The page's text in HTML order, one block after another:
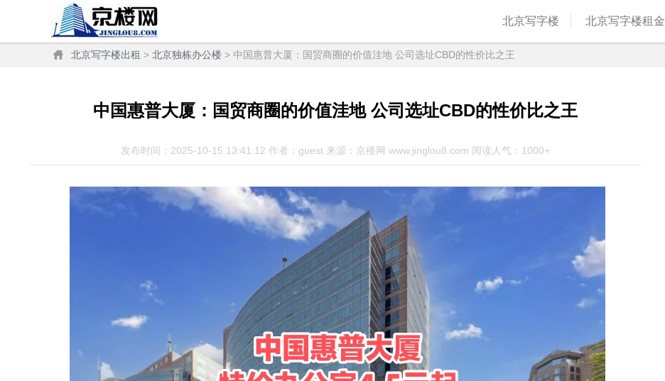
北京写字楼 北京写字楼租金
北京写字楼出租 > 北京独栋办公楼 > 中国惠普大厦：国贸商圈的价值洼地 公司选址CBD的性价比之王
中国惠普大厦：国贸商圈的价值洼地 公司选址CBD的性价比之王
发布时间：2025-10-15 13:41:12 作者：guest 来源：京楼网 www.jinglou8.com 阅读人气：1000+